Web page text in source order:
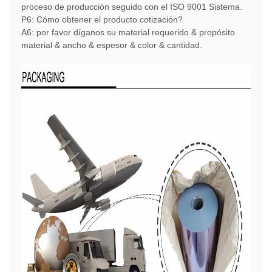
proceso de producción seguido con el ISO 9001 Sistema.
P6: Cómo obtener el producto cotización?
A6: por favor díganos su material requerido & propósito
material & ancho & espesor & color & cantidad.